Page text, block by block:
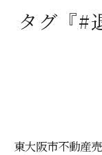
タグ『#
東大阪市不動産